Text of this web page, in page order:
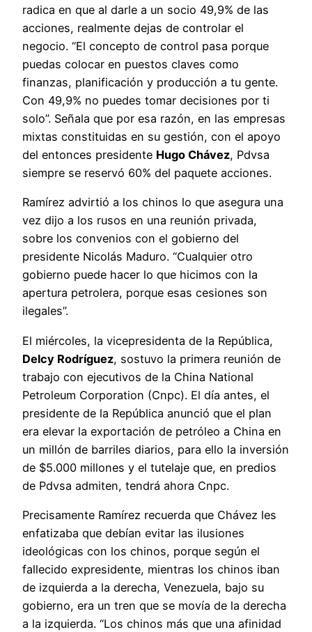
radica en que al darle a un socio 49,9% de las
acciones, realmente dejas de controlar el
negocio. “El concepto de control pasa porque
puedas colocar en puestos claves como
finanzas, planificación y producción a tu gente.
Con 49,9% no puedes tomar decisiones por ti
solo”. Señala que por esa razón, en las empresas
mixtas constituidas en su gestión, con el apoyo
del entonces presidente Hugo Chávez, Pdvsa
siempre se reservó 60% del paquete acciones.
Ramírez advirtió a los chinos lo que asegura una
vez dijo a los rusos en una reunión privada,
sobre los convenios con el gobierno del
presidente Nicolás Maduro. “Cualquier otro
gobierno puede hacer lo que hicimos con la
apertura petrolera, porque esas cesiones son
ilegales”.
El miércoles, la vicepresidenta de la República,
Delcy Rodríguez, sostuvo la primera reunión de
trabajo con ejecutivos de la China National
Petroleum Corporation (Cnpc). El día antes, el
presidente de la República anunció que el plan
era elevar la exportación de petróleo a China en
un millón de barriles diarios, para ello la inversión
de $5.000 millones y el tutelaje que, en predios
de Pdvsa admiten, tendrá ahora Cnpc.
Precisamente Ramírez recuerda que Chávez les
enfatizaba que debían evitar las ilusiones
ideológicas con los chinos, porque según el
fallecido expresidente, mientras los chinos iban
de izquierda a la derecha, Venezuela, bajo su
gobierno, era un tren que se movía de la derecha
a la izquierda. “Los chinos más que una afinidad